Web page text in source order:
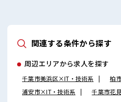
関連する条件から探す
周辺エリアから求人を探す
千葉市美浜区×IT・技術系
柏
浦安市×IT・技術系
千葉市花